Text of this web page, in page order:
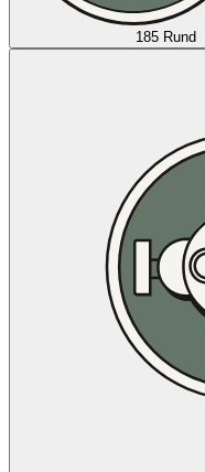
185 Rund